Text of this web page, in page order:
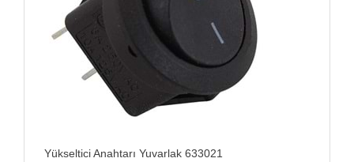
Yükseltici Anahtarı Yuvarlak 633021